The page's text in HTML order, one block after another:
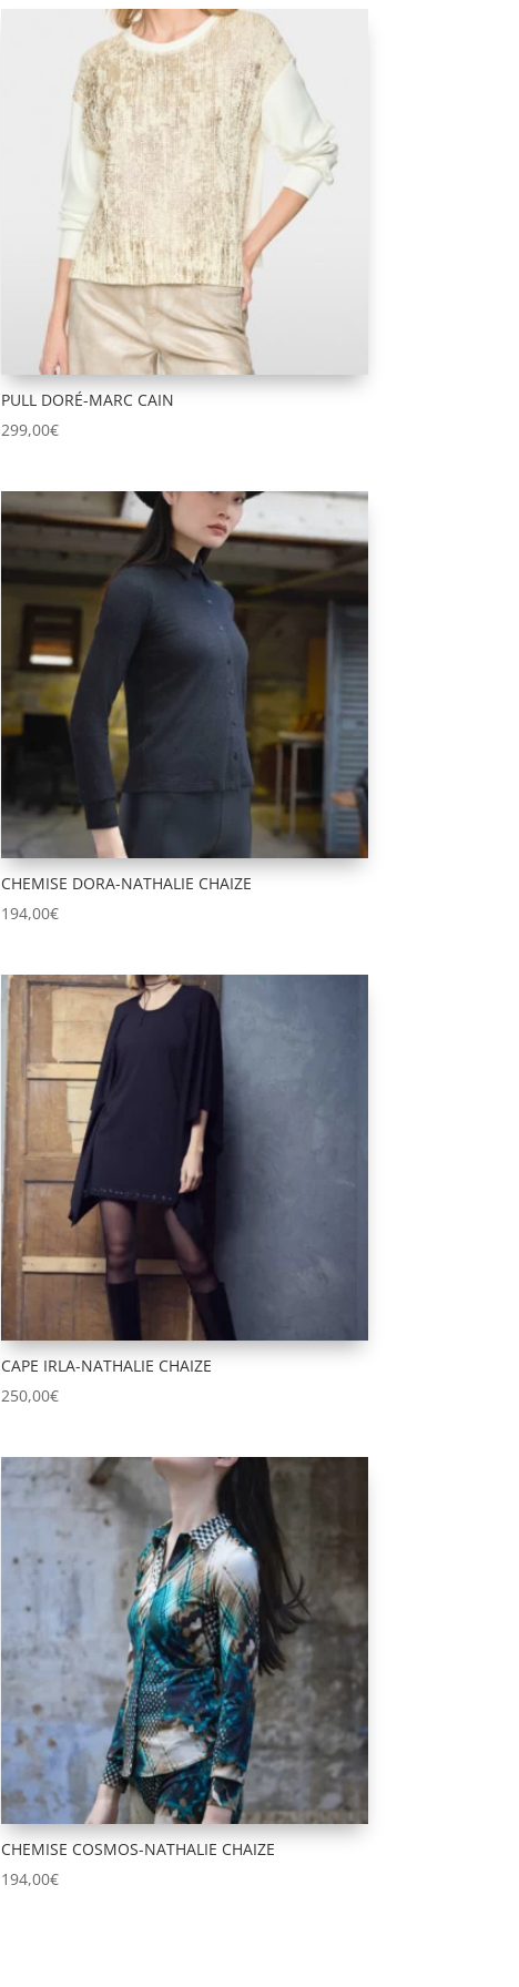
PULL DORÉ-MARC CAIN
299,00€
CHEMISE DORA-NATHALIE CHAIZE
194,00€
CAPE IRLA-NATHALIE CHAIZE
250,00€
CHEMISE COSMOS-NATHALIE CHAIZE
194,00€